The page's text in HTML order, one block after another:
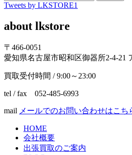
Tweets by LKSTORE1
about lkstore
〒466-0051
愛知県名古屋市昭和区御器所2-4-21
買取受付時間 / 9:00～23:00
tel / fax 052-485-6993
mail メールでのお問い合わせはこち
HOME
会社概要
出張買取のご案内